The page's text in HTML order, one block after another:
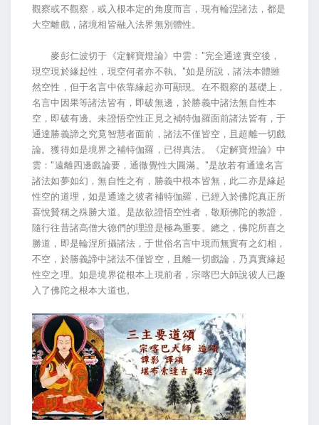
觀察或不觀察，或入根本定的角度而言，現有輪涅諸法，都是
大空離戲，諸境相皆融入法界無別體性。
麥彭仁波切于《定解寶燈論》中雲："完全通達實空後，
現空現於緣起性，現空何者亦不執。"如是所說，諸法本體雖
然空性，但于名言中依靠緣起亦可顯現。在不觀察的基礎上，
名言中因果等諸法皆有，即破無邊，於勝義中諸法無自性本
空，即破有邊。未證悟空性正見之補特伽羅面前諸法皆有，于
通達勝義諦之究竟智慧者面前，諸法不僅皆空，且超離一切戲
論。獲得如是境界之補特伽羅，已得真法。《定解寶燈論》中
雲："遠離四邊戲論要，通徹覺性大圓滿。"是故若有通達名言
諸法如夢如幻，無自性之有，勝義中根本皆無，此二亦是緣起
性空的道理，如是通達之彼者補特伽羅，已經入於佛陀真正所
喜悅贊稱之殊勝大道。是故欲證悟空性者，敬順佛陀的教證，
隨行往昔諸高僧大德們的理證是極為重要。總之，佛陀所喜之
勝道，即是輪涅所攝諸法，于世俗名言中現而無實有之幻相，
不空，於勝義諦中諸法不僅皆空，且離一切戲論，乃真實緣起
性空之理。如是境界從根本上現前者，宗喀巴大師說彼人已趣
入了佛陀之根本大道也。